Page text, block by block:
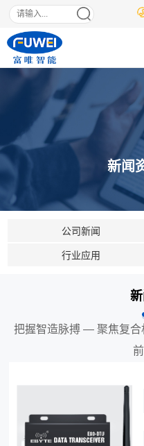
新闻
公司新闻
行业应用
把握智造脉搏 — 聚焦复合